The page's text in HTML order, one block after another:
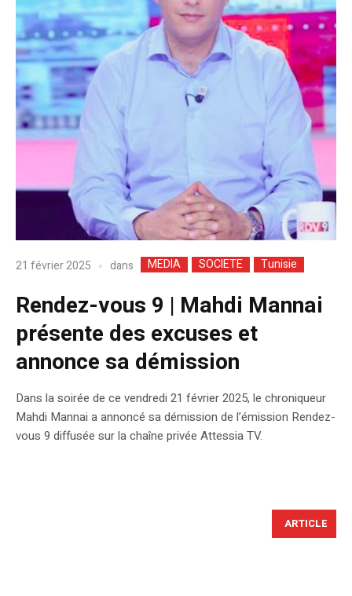
21 février 2025 dans MEDIA SOCIETE Tunisie
Rendez-vous 9 | Mahdi Mannai
présente des excuses et
annonce sa démission
Dans la soirée de ce vendredi 21 février 2025, le chroniqueur
Mahdi Mannai a annoncé sa démission de l’émission Rendez-
vous 9 diffusée sur la chaîne privée Attessia TV.
ARTICLE